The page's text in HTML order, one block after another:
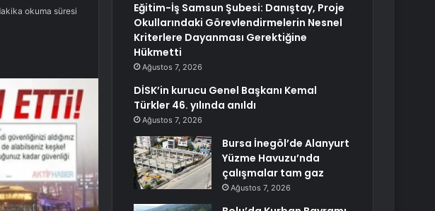
okuma süresi
Eğitim-İş Samsun Şubesi: Danıştay, Proje
Okullarındaki Görevlendirmelerin Nesnel
Kriterlere Dayanması Gerektiğine
Hükmetti
Ağustos 7, 2026
DİSK’in kurucu Genel Başkanı Kemal
Türkler 46. yılında anıldı
Ağustos 7, 2026
Bursa İnegöl’de Alanyurt
Yüzme Havuzu’nda
çalışmalar tam gaz
Ağustos 7, 2026